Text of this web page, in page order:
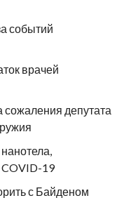
событий
врачей
депутата
19
с Байденом